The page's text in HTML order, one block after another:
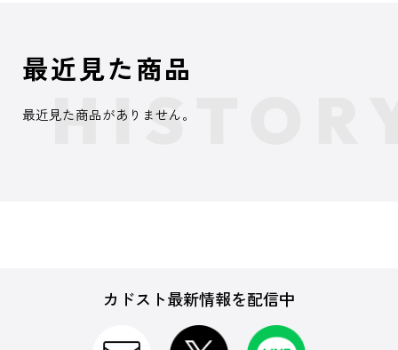
最近見た商品
最近見た商品がありません。
カドスト最新情報を配信中